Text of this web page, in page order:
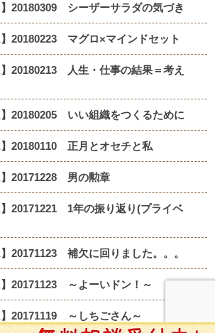
】20180309 シーザーサラダの気づき
】20180223 マグロ×マインドセット
】20180213 人生・仕事の結果＝考え
】20180205 いい組織をつくるために
】20180110 正月とオセチと私
】20171228 男の勲章
】20171221 1年の振り返り(プライベ
】20171123 補欠に回りました。。。
】20171123 ～よーいドン！～
】20171119 ～しちごさん～